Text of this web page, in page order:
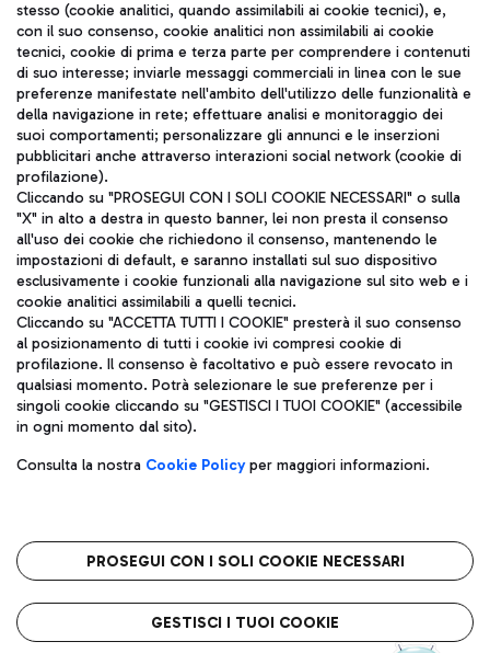
TRAVEL JOURNAL
ITA
Aeroporti di Roma S.p.A. - Società soggetta a direzione e
coordinamento di Mundys S.p.A.
Codice fiscale e Registro delle Imprese di Roma 13032990155 P.
IVA 06572251004
Capitale sociale 62.224.743,00 int. vers.
Sede legale: Via Pier Paolo Racchetti 1 - 00054 Fiumicino (RM)
telefono +39 06 65951
Privacy policy
Note legali
Roma FCO
L'aeroporto stellato
stesso (cookie analitici, quando assimilabili ai cookie tecnici), e,
con il suo consenso, cookie analitici non assimilabili ai cookie
tecnici, cookie di prima e terza parte per comprendere i contenuti
di suo interesse; inviarle messaggi commerciali in linea con le sue
preferenze manifestate nell'ambito dell'utilizzo delle funzionalità e
della navigazione in rete; effettuare analisi e monitoraggio dei
suoi comportamenti; personalizzare gli annunci e le inserzioni
pubblicitari anche attraverso interazioni social network (cookie di
profilazione).
Cliccando su "PROSEGUI CON I SOLI COOKIE NECESSARI" o sulla
"X" in alto a destra in questo banner, lei non presta il consenso
all'uso dei cookie che richiedono il consenso, mantenendo le
impostazioni di default, e saranno installati sul suo dispositivo
esclusivamente i cookie funzionali alla navigazione sul sito web e i
cookie analitici assimilabili a quelli tecnici.
Cliccando su "ACCETTA TUTTI I COOKIE" presterà il suo consenso
al posizionamento di tutti i cookie ivi compresi cookie di
profilazione. Il consenso è facoltativo e può essere revocato in
qualsiasi momento. Potrà selezionare le sue preferenze per i
singoli cookie cliccando su "GESTISCI I TUOI COOKIE" (accessibile
in ogni momento dal sito).
Consulta la nostra Cookie Policyper maggiori informazioni.
PROSEGUI CON I SOLI COOKIE NECESSARI
GESTISCI I TUOI COOKIE